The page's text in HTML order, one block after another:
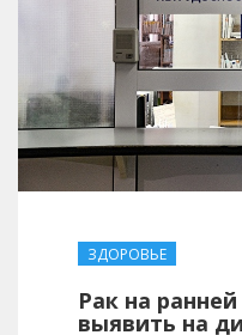
ЗДОРОВЬЕ
Рак на
выявить на